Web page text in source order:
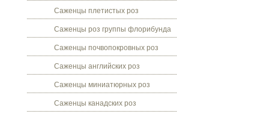
Саженцы плетистых роз
Саженцы роз группы флорибунда
Саженцы почвопокровных роз
Саженцы английских роз
Саженцы миниатюрных роз
Саженцы канадских роз